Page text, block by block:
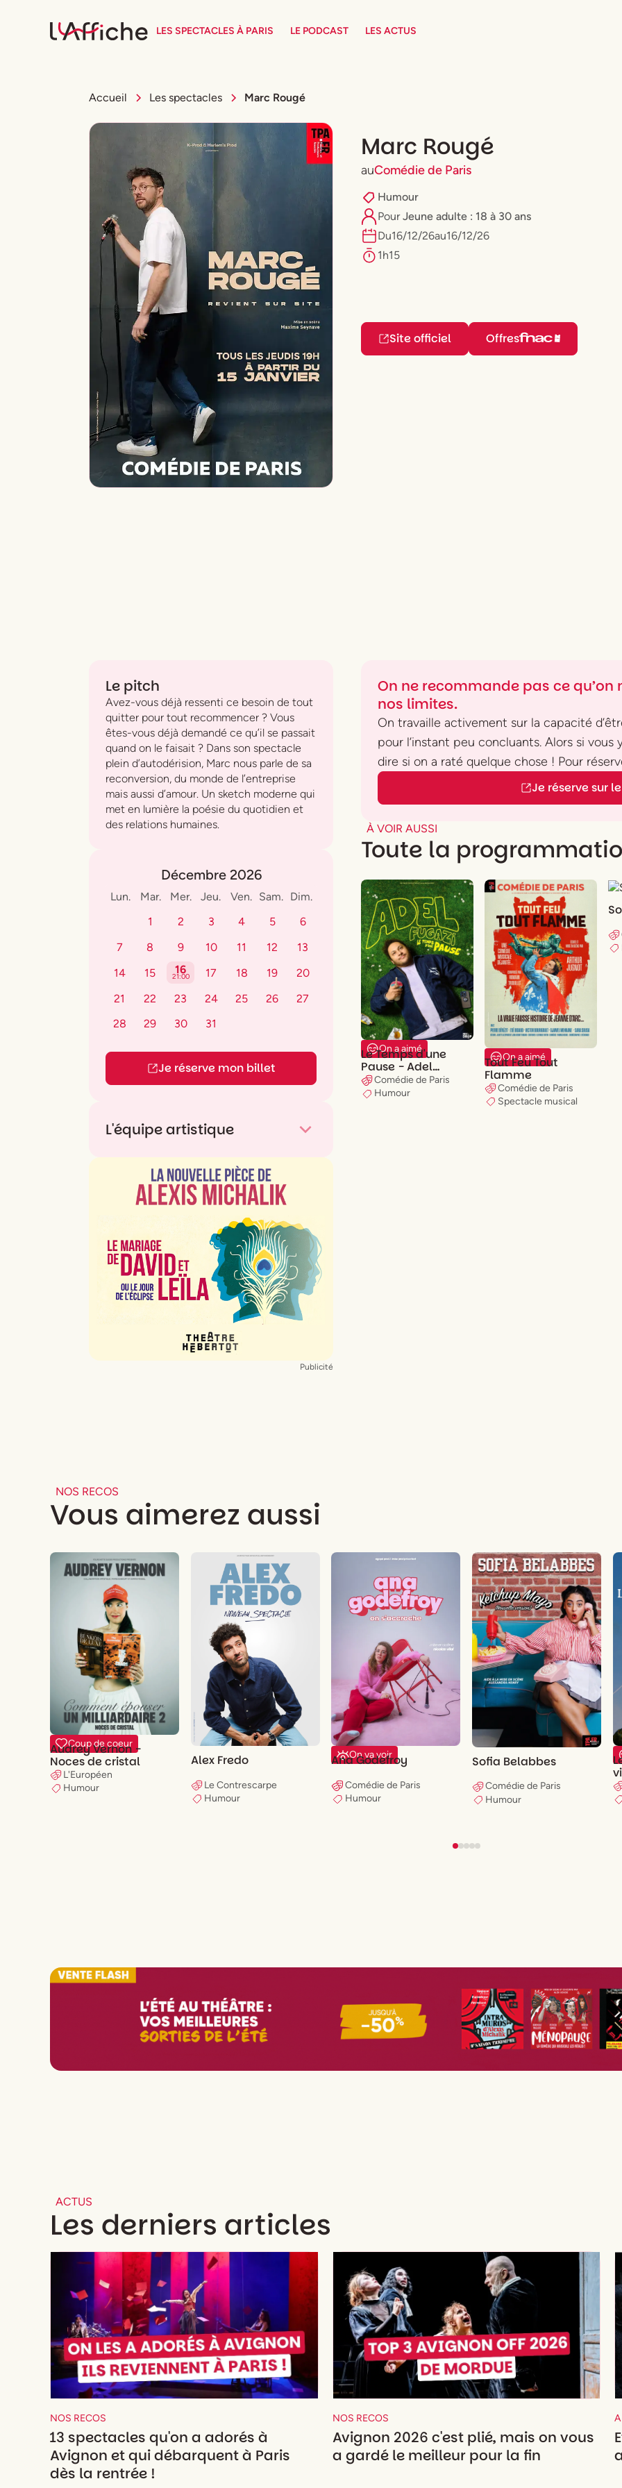
LES SPECTACLES À PARIS LE PODCAST LES ACTUS
Accueil Les spectacles Marc Rougé
Marc Rougé
auComédie de Paris
Humour
Pour⁠Jeune adulte : 18 à 30 ans
Du16/12/26au16/12/26
1h15
Site officiel Offres
Le pitch
Avez-vous déjà ressenti ce besoin de tout
quitter pour tout recommencer ? Vous
êtes-vous déjà demandé ce qu’il se passait
quand on le faisait ? Dans son spectacle
plein d’autodérision, Marc nous parle de sa
reconversion, du monde de l’entreprise
mais aussi d’amour. Un sketch moderne qui
met en lumière la poésie du quotidien et
des relations humaines.
Décembre 2026
Lun. Mar. Mer. Jeu. Ven. Sam. Dim.
1
2 3 4 5
6
7
8 9 10 11 12
13
14
15 16
21:00 17 18 19
20
21
22 23 24 25 26
27
28
29 30 31
Je réserve mon billet
L'équipe artistique
Mise en scèneMaxime Seynave
Publicité
On ne recommande pas ce qu’on
nos limites.
On travaille activement sur la capacité
pour l’instant peu concluants. Alors si
dire si on a raté quelque chose ! Pour
Je réserve sur
À VOIR AUSSI
Toute la
On a aimé
Le Temps d'une
Pause - Adel
Fugazi
Comédie de Paris
Humour
On a aimé
Tout Feu Tout
Flamme
Comédie de Paris
Spectacle musical
NOS RECOS
Vous aimerez aussi
Coup de coeur
Audrey Vernon -
Noces de cristal
L'Européen
Humour
Alex Fredo
Le Contrescarpe
Humour
On va voir
Ana Godefroy
Comédie de Paris
Humour
Sofia Belabbes
Comédie de Paris
Humour
ACTUS
Les derniers articles
NOS RECOS
13 spectacles qu'on a adorés à
Avignon et qui débarquent à Paris
dès la rentrée !
NOS RECOS
Avignon 2026 c'est plié, mais on vous
a gardé le meilleur pour la fin